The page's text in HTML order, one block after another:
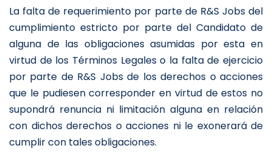
La falta de requerimiento por parte de R&S Jobs del
cumplimiento estricto por parte del Candidato de
alguna de las obligaciones asumidas por esta en
virtud de los Términos Legales o la falta de ejercicio
por parte de R&S Jobs de los derechos o acciones
que le pudiesen corresponder en virtud de estos no
supondrá renuncia ni limitación alguna en relación
con dichos derechos o acciones ni le exonerará de
cumplir con tales obligaciones.